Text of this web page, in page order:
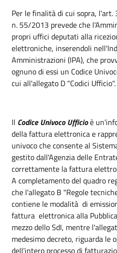
Per le finalità di cui sopra, l'art.
n. 55/2013 prevede che
propri uffici deputati alla
elettroniche, inserendoli
Amministrazioni (IPA), che
ognuno di essi un Codice
cui all'allegato D "Codici Ufficio".
Il Codice Univoco Ufficioè
della fattura elettronica e
univoco che consente al
gestito dall'Agenzia delle
correttamente la fattura
A completamento del quadro
che l'allegato B "Regole
contiene le modalità di
fattura elettronica alla
mezzo dello SdI, mentre
medesimo decreto, riguarda le
dell'intero processo di